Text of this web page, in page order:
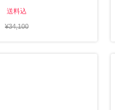
送料込
¥34,100